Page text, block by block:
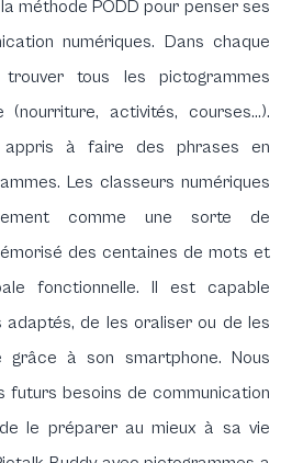
méthodePODD pour penser ses
numériques. Dans chaque
tous les pictogrammes
activités, courses…).
à faire des phrases en
Les classeurs numériques
comme une sorte de
des centaines de mots et
fonctionnelle. Il est capable
adaptés, de les oraliser ou de les
grâce à son smartphone. Nous
futurs besoins de communication
le préparer au mieux à sa vie